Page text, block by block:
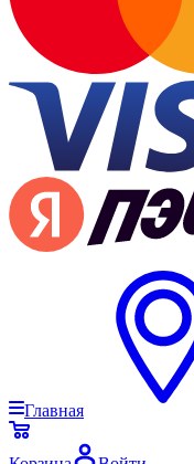
Главная